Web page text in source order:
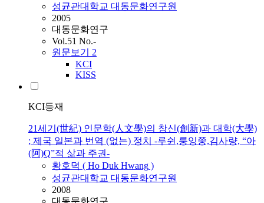
성균관대학교 대동문화연구원
2005
대동문화연구
Vol.51 No.-
원문보기 2
KCI
KISS
KCI등재
21세기(世紀) 인문학(人文學)의 창신(創新)과 대학(大學)
; 제국 일본과 번역 (없는) 정치 -루쉰,룽잉쭝,김사량, “아
(阿)Q”적 삶과 주권-
황호덕 ( Ho Duk Hwang )
성균관대학교 대동문화연구원
2008